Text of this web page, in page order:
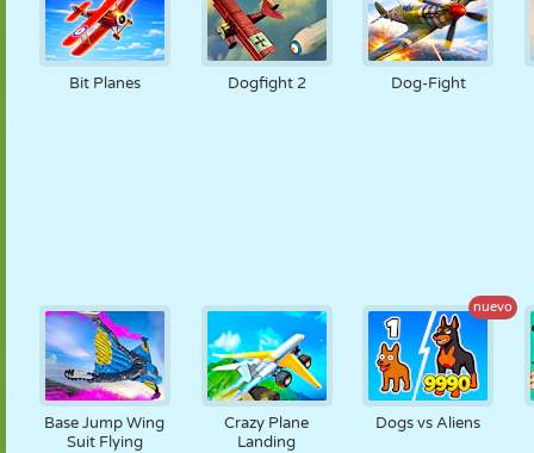
Bit Planes Dogfight 2 Dog-Fight
Base Jump Wing
Suit Flying
Crazy Plane
Landing
nuevo
Dogs vs Aliens